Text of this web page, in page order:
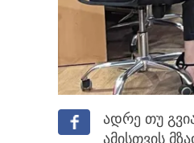
ადრე თუ
ამისთვის